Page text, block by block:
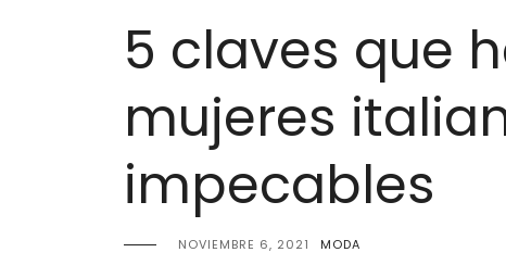
5 claves que
mujeres
impecables
NOVIEMBRE 6, 2021 MODA